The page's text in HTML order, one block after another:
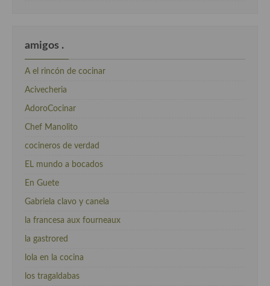
amigos .
A el rincón de cocinar
Acivecheria
AdoroCocinar
Chef Manolito
cocineros de verdad
EL mundo a bocados
En Guete
Gabriela clavo y canela
la francesa aux fourneaux
la gastrored
lola en la cocina
los tragaldabas